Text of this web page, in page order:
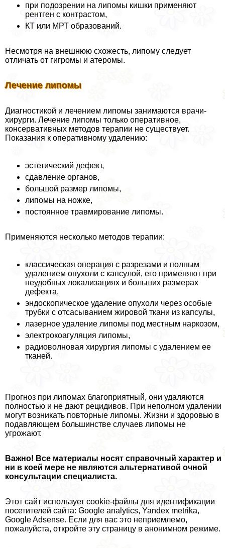
при подозрении на липомы кишки применяют
рентген с контрастом,
КТ или МРТ образований.
Несмотря на внешнюю схожесть, липому следует
отличать от гигромы и атеромы.
Лечение липомы
Диагностикой и лечением липомы занимаются врачи-
хирурги. Лечение липомы только оперативное,
консервативных методов терапии не существует.
Показания к оперативному удалению:
эстетический дефект,
сдавление органов,
большой размер липомы,
липомы на ножке,
постоянное травмирование липомы.
Применяются несколько методов терапии:
классическая операция с разрезами и полным
удалением опухоли с капсулой, его применяют при
неудобных локализациях и больших размерах
дефекта,
эндоскопическое удаление опухоли через особые
трубки с отсасыванием жировой ткани из капсулы,
лазерное удаление липомы под местным наркозом,
электрокоагуляция липомы,
радиоволновая хирургия липомы с удалением ее
тканей.
Прогноз при липомах благоприятный, они удаляются
полностью и не дают рецидивов. При неполном удалении
могут возникать повторные липомы. Жизни и здоровью в
подавляющем большинстве случаев липомы не
угрожают.
Важно! Все материалы носят справочный хаpaктер и
ни в коей мере не являются альтернативой очной
консультации специалиста.
Этот сайт использует cookie-файлы для идентификации
посетителей сайта: Google аnаlytics, Yandex metrika,
Google Adsense. Если для вас это неприемлемо,
пожалуйста, откройте эту страницу в анонимном режиме.